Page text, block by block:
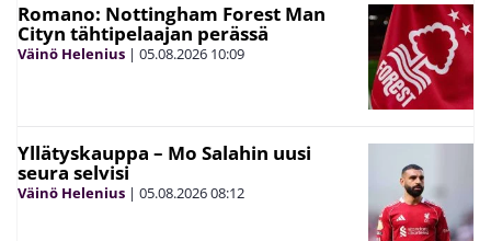
Romano: Nottingham Forest Man
Cityn tähtipelaajan perässä
Väinö Helenius | 05.08.2026 10:09
Yllätyskauppa – Mo Salahin uusi
seura selvisi
Väinö Helenius | 05.08.202608:12